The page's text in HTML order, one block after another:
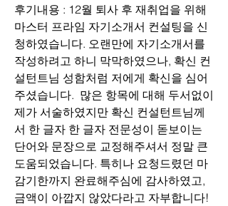
후기내용 : 12월 퇴사 후 재취업을 위해
마스터 프라임 자기소개서 컨설팅을 신
청하였습니다. 오랜만에 자기소개서를
작성하려고 하니 막막하였으나, 확신 컨
설턴트님 성함처럼 저에게 확신을 심어
주셨습니다.  많은 항목에 대해 두서없이
제가 서술하였지만 확신 컨설턴트님께
서 한 글자 한 글자 전문성이 돋보이는
단어와 문장으로 교정해주셔서 정말 큰
도움되었습니다. 특히나 요청드렸던 마
감기한까지 완료해주심에 감사하였고,
금액이 아깝지 않았다라고 자부합니다!